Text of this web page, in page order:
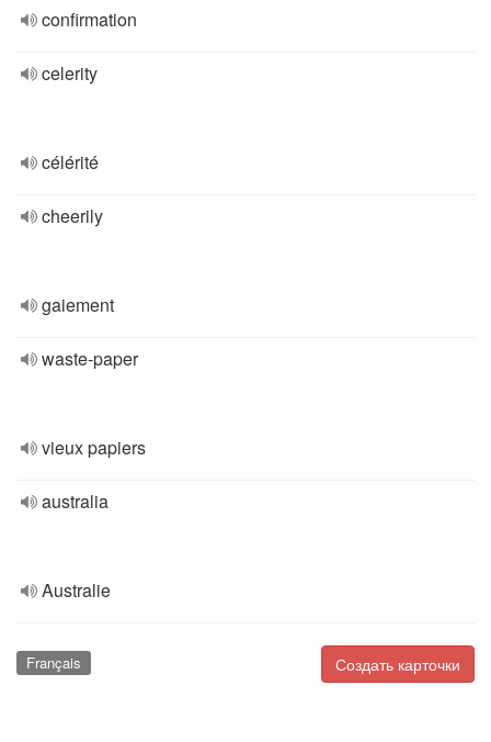
confirmation
celerity
célérité
cheerily
gaiement
waste-paper
vieux papiers
australia
Australie
Создать карточки
Français